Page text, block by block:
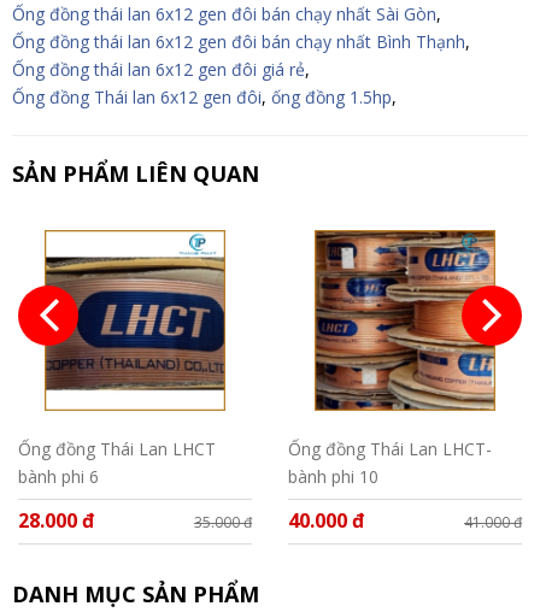
Ống đồng thái lan 6x12 gen đôi bán chạy nhất Sài Gòn,
Ống đồng thái lan 6x12 gen đôi bán chạy nhất Bình Thạnh,
Ống đồng thái lan 6x12 gen đôi giá rẻ,
Ống đồng Thái lan 6x12 gen đôi, ống đồng 1.5hp,
SẢN PHẨM LIÊN QUAN
Ống đồng Thái Lan LHCT
bành phi 6
28.000 đ 35.000 đ
Ống đồng Thái Lan LHCT-
bành phi 10
40.000 đ 41.000 đ
DANH MỤC SẢN PHẨM